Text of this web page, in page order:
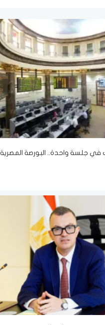
في جلسة واحدة.. البورصة المصرية